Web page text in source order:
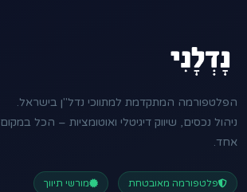
הפלטפורמה המתקדמת למתווכי נדל"ן בישראל.
ניהול נכסים, שיווק דיגיטלי ואוטומציות – הכל במקום
אחד.
פלטפורמה מאובטחת מורשי תיווך